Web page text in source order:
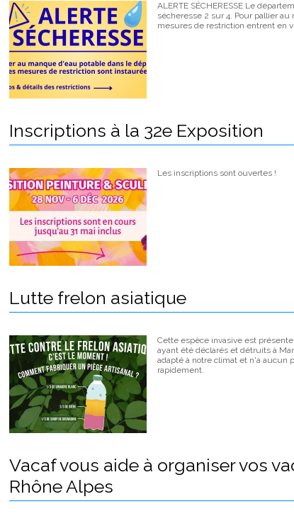
ALERTE SÉCHERESSE Le
sécheresse 2 sur 4. Pour pallier
mesures de restriction entrent en
Inscriptions à la 32e Exposition
Les inscriptions sont ouvertes !
Lutte frelon asiatique
Cette espèce invasive est
ayant été déclarés et détruits à
adapté à notre climat et n'a aucun
rapidement.
Vacaf vous aide à organiser vos
Rhône Alpes